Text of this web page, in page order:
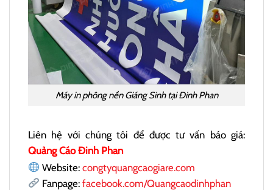
Máy in phông nền Giáng Sinh tại Đinh Phan
Liên hệ với chúng tôi để được tư vấn báo giá:
Quảng Cáo Đinh Phan
Website: congtyquangcaogiare.com
Fanpage: facebook.com/Quangcaodinhphan